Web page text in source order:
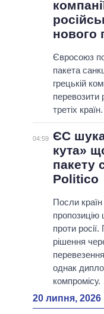
нового
Євросоюз
пакета
грецькій
перевозити
третіх країн.
04:59 ЄС
кута»
пакету
Politico
Посли
пропозицію
проти
рішення
однак
компромісу.
20 липня, 2026